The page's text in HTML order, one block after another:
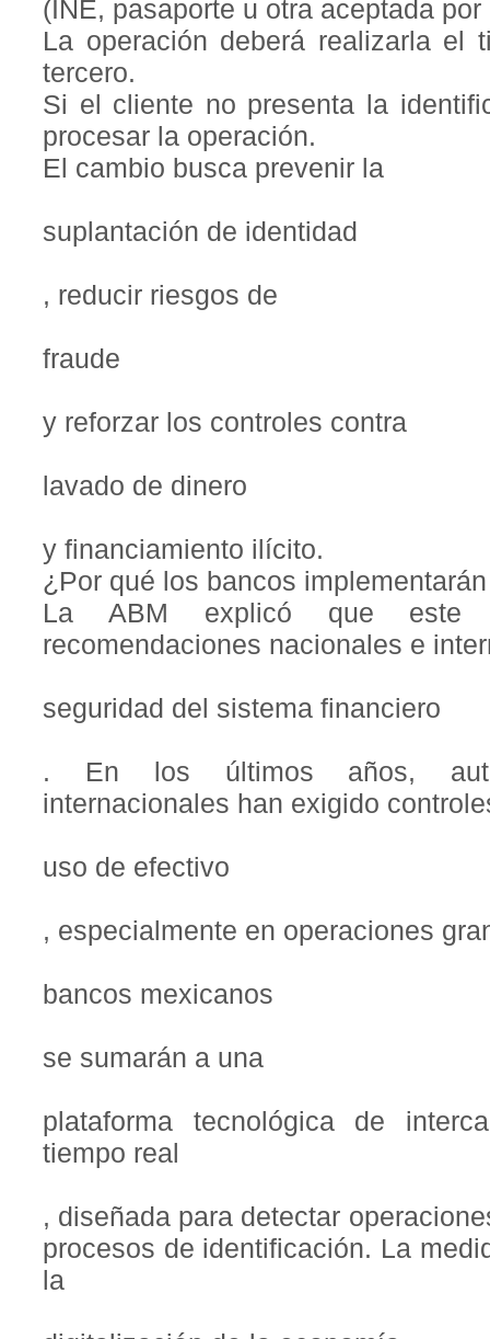
(INE, pasaporte u otra aceptada
La operación deberá realizarla el
tercero.
Si el cliente no presenta la
procesar la operación.
El cambio busca prevenir la
suplantación de identidad
, reducir riesgos de
fraude
y reforzar los controles contra
lavado de dinero
y financiamiento ilícito.
¿Por qué los bancos
La ABM explicó que este
recomendaciones nacionales e
seguridad del sistema financiero
. En los últimos años,
internacionales han exigido
uso de efectivo
, especialmente en operaciones
bancos mexicanos
se sumarán a una
plataforma tecnológica de
tiempo real
, diseñada para detectar
procesos de identificación. La
la